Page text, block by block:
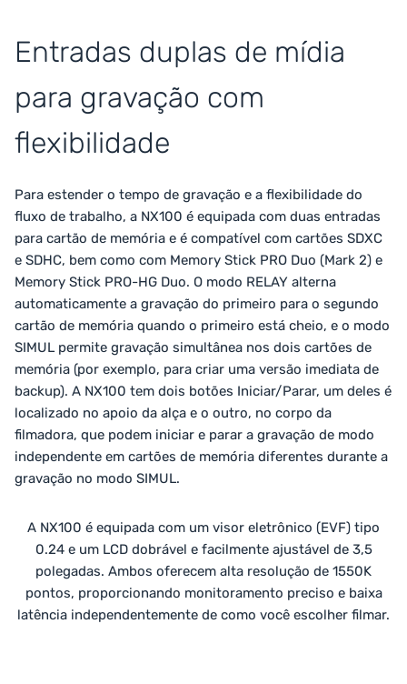
Entradas duplas de mídia
para gravação com
flexibilidade
Para estender o tempo de gravação e a flexibilidade do
fluxo de trabalho, a NX100 é equipada com duas entradas
para cartão de memória e é compatível com cartões SDXC
e SDHC, bem como com Memory Stick PRO Duo (Mark 2) e
Memory Stick PRO-HG Duo. O modo RELAY alterna
automaticamente a gravação do primeiro para o segundo
cartão de memória quando o primeiro está cheio, e o modo
SIMUL permite gravação simultânea nos dois cartões de
memória (por exemplo, para criar uma versão imediata de
backup). A NX100 tem dois botões Iniciar/Parar, um deles é
localizado no apoio da alça e o outro, no corpo da
filmadora, que podem iniciar e parar a gravação de modo
independente em cartões de memória diferentes durante a
gravação no modo SIMUL.
A NX100 é equipada com um visor eletrônico (EVF) tipo
0.24 e um LCD dobrável e facilmente ajustável de 3,5
polegadas. Ambos oferecem alta resolução de 1550K
pontos, proporcionando monitoramento preciso e baixa
latência independentemente de como você escolher filmar.